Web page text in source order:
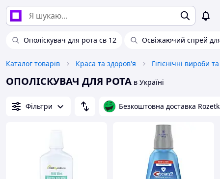
Ополіскувач для рота св 12 Освіжаючий спрей
Каталог товарів Краса та здоров'я Гігієнічні вироби
ОПОЛІСКУВАЧ ДЛЯ РОТА в Україні
Фільтри Безкоштовна доставка